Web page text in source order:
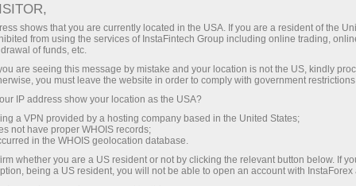
InstaForex билан сиз ҳақиқатан
эга бўласиз: 1:5000 гача кредит
елкаси, бозордаги энг яхши
спред ва комиссиялардан бири,
шунингдек акциялар ва
индекслар билан савдо қилиш
учун қулай шартлар.
Ҳар бир депозит учун
30% бонус
Савдода
ва трассада тезлик
shows that you are currently located in the USA. If you are a resident of the
from using the services of InstaFintech Group including online trading,
of funds, etc.
are seeing this message by mistake and your location is not the US, kindly
you must leave the website in order to comply with government
IP address show your location as the USA?
a VPN provided by a hosting company based in the United States;
not have proper WHOIS records;
in the WHOIS geolocation database.
whether you are a US resident or not by clicking the relevant button below. If
being a US resident, you will not be able to open an account with InstaForex